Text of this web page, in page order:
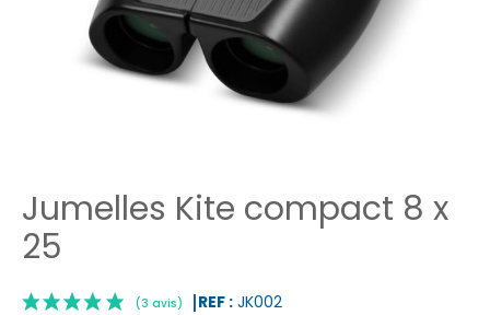
Jumelles Kite compact 8 x
25
REF : JK002